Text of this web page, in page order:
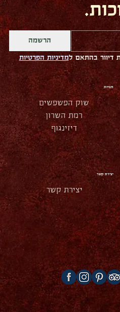
חנויות
שוק הפשפשים
רמת השרון
דיזינגוף
יצירת קשר
יצירת קשר
הרשמה
דיוור בהתאם למדיניות הפרטיות